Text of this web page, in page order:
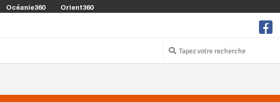
Océanie360 Orient360